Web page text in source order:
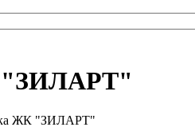
"ЗИЛАРТ"
ЖК "ЗИЛАРТ"